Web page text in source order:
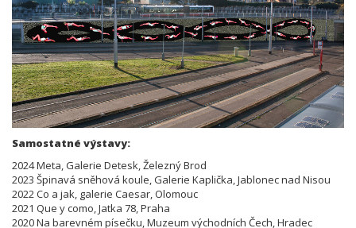
Samostatné výstavy:
2024 Meta, Galerie Detesk, Železný Brod
2023 Špinavá sněhová koule, Galerie Kaplička, Jablonec nad Nisou
2022 Co a jak, galerie Caesar, Olomouc
2021 Que y como, Jatka 78, Praha
2020 Na barevném písečku, Muzeum východních Čech, Hradec